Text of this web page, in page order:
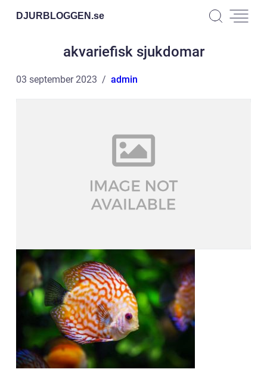
DJURBLOGGEN.se
akvariefisk sjukdomar
03 september 2023 admin